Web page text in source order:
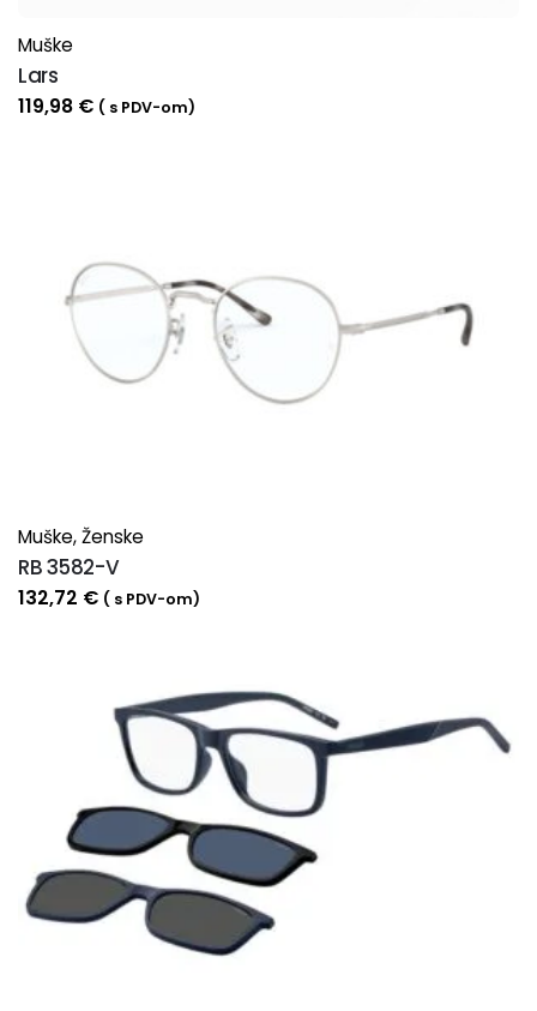
Muške
Lars
119,98 € ( s PDV-om)
Muške,Ženske
RB 3582-V
132,72 € ( s PDV-om)